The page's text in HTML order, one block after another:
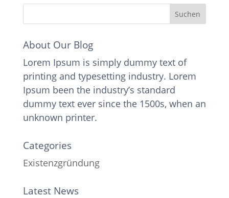
About Our Blog
Lorem Ipsum is simply dummy text of
printing and typesetting industry. Lorem
Ipsum been the industry’s standard
dummy text ever since the 1500s, when an
unknown printer.
Categories
Existenzgründung
Latest News